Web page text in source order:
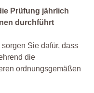
Prüfung jährlich
durchführt
sorgen Sie dafür, dass
die
ordnungsgemäßen